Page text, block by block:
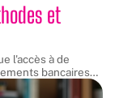
et
l'accès à de
bancaires…